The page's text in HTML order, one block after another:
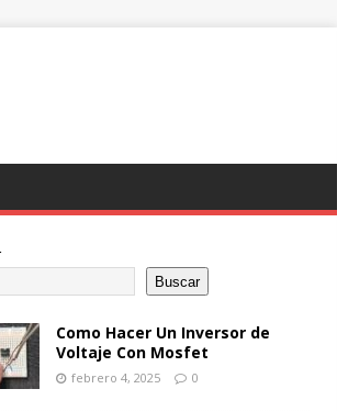
Buscar
Como Hacer Un Inversor de
Voltaje Con Mosfet
febrero 4, 2025 0